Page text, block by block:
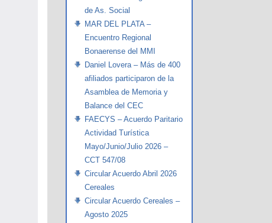
de As. Social
MAR DEL PLATA –
Encuentro Regional
Bonaerense del MMI
Daniel Lovera – Más de 400
afiliados participaron de la
Asamblea de Memoria y
Balance del CEC
FAECYS – Acuerdo Paritario
Actividad Turística
Mayo/Junio/Julio 2026 –
CCT 547/08
Circular Acuerdo Abril 2026
Cereales
Circular Acuerdo Cereales –
Agosto 2025